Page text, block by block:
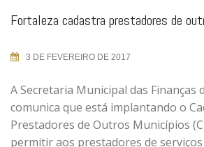
Fortaleza cadastra prestadores de
3 DE FEVEREIRO DE 2017
A Secretaria Municipal das Finanças
comunica que está implantando o
Prestadores de Outros Municípios
permitir aos prestadores de